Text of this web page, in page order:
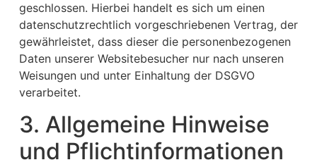
geschlossen. Hierbei handelt es sich um einen
datenschutzrechtlich vorgeschriebenen Vertrag, der
gewährleistet, dass dieser die personenbezogenen
Daten unserer Websitebesucher nur nach unseren
Weisungen und unter Einhaltung der DSGVO
verarbeitet.
3. Allgemeine Hinweise
und Pflicht­informationen